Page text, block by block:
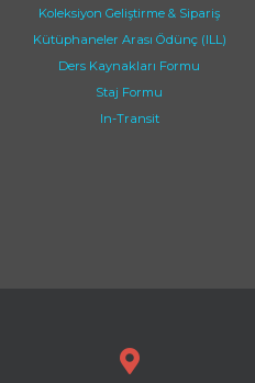
Koleksiyon Geliştirme & Sipariş
Kütüphaneler Arası Ödünç (ILL)
Ders Kaynakları Formu
Staj Formu
In-Transit